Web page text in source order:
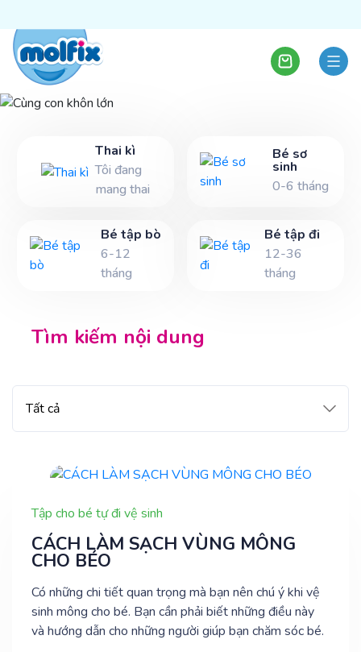
Cùng con khôn lớn
Để chuyến hành trình cùng con trở nên thú vị hơn,
Thai kì
Tôi đang
mang thai
Bé sơ
sinh
0-6 tháng
Bé tập bò
6-12
tháng
Bé tập đi
12-36
tháng
Tìm kiếm nội dung
Tập cho bé tự đi vệ sinh
CÁCH LÀM SẠCH VÙNG MÔNG
CHO BÉO
Có những chi tiết quan trọng mà bạn nên chú ý khi vệ
sinh mông cho bé. Bạn cần phải biết những điều này
và hướng dẫn cho những người giúp bạn chăm sóc bé.